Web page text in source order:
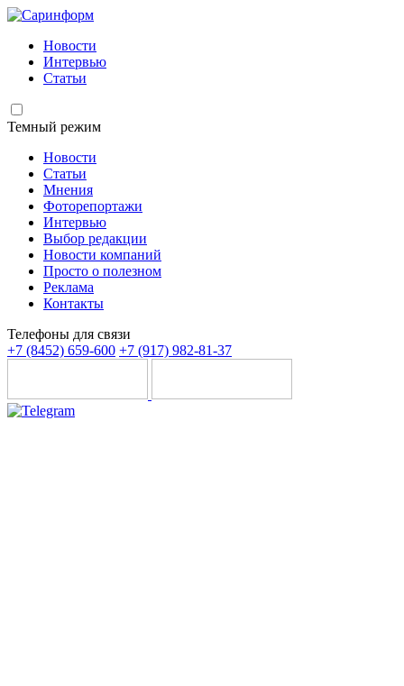
Новости
Интервью
Статьи
Темный режим
Новости
Статьи
Мнения
Фоторепортажи
Интервью
Выбор редакции
Новости компаний
Просто о полезном
Реклама
Контакты
Телефоны для связи
+7 (8452) 659-600 +7 (917) 982-81-37